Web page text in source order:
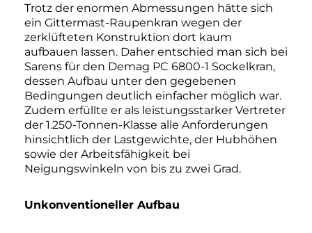
Trotz der enormen Abmessungen hätte sich
ein Gittermast-Raupenkran wegen der
zerklüfteten Konstruktion dort kaum
aufbauen lassen. Daher entschied man sich bei
Sarens für den Demag PC 6800-1 Sockelkran,
dessen Aufbau unter den gegebenen
Bedingungen deutlich einfacher möglich war.
Zudem erfüllte er als leistungsstarker Vertreter
der 1.250-Tonnen-Klasse alle Anforderungen
hinsichtlich der Lastgewichte, der Hubhöhen
sowie der Arbeitsfähigkeit bei
Neigungswinkeln von bis zu zwei Grad.
Unkonventioneller Aufbau